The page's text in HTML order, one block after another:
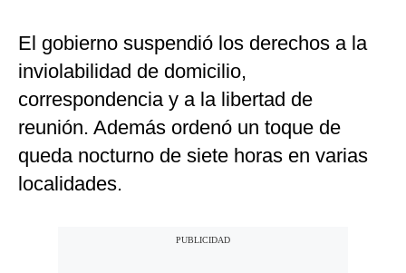
El gobierno suspendió los derechos a la
inviolabilidad de domicilio,
correspondencia y a la libertad de
reunión. Además ordenó un toque de
queda nocturno de siete horas en varias
localidades.